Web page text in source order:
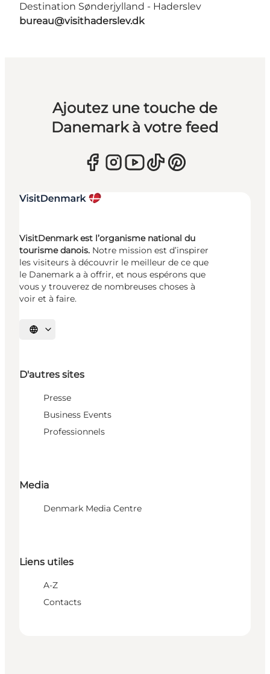
Destination Sønderjylland - Haderslev
bureau@visithaderslev.dk
Ajoutez une touche de
Danemark à votre feed
VisitDenmark est l’organisme national du
tourisme danois. Notre mission est d’inspirer
les visiteurs à découvrir le meilleur de ce que
le Danemark a à offrir, et nous espérons que
vous y trouverez de nombreuses choses à
voir et à faire.
Choisissez la langue
D'autres sites
Presse
Business Events
Professionnels
Media
Denmark Media Centre
Liens utiles
A-Z
Contacts